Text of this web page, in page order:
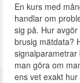
En kurs med
handlar om
sig på. Hur
brusig mätdata?
man göra om
ens vet exakt